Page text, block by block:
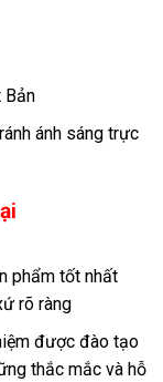
Bản
ánh sáng trực
phẩm tốt nhất
rõ ràng
được đào tạo
thắc mắc và hỗ